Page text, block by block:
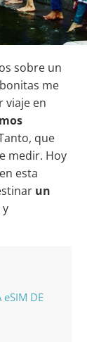
sobre un
me
viaje en
que
medir. Hoy
esta
un
eSIM DE